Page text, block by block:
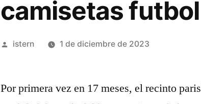
camisetas
Publicado
istern 1 de diciembre de 2023
Por primera vez en 17 meses, el recinto